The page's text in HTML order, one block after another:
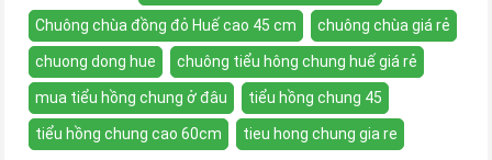
Chuông chùa đồng đỏ Huế cao 45 cm chuông chùa giá rẻ
chuong dong hue chuông tiểu hông chung huế giá rẻ
mua tiểu hồng chung ở đâu tiểu hồng chung 45
tiểu hồng chung cao 60cm tieu hong chung gia re